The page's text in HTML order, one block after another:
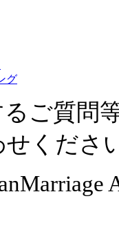
グ
ご質問
せくださ